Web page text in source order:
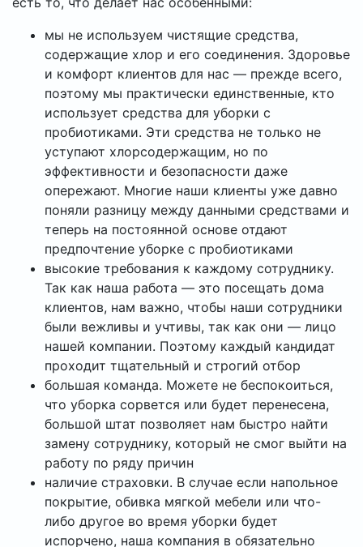
мы не используем чистящие средства,
содержащие хлор и его соединения. Здоровье
и комфорт клиентов для нас — прежде всего,
поэтому мы практически единственные, кто
использует средства для уборки с
пробиотиками. Эти средства не только не
уступают хлорсодержащим, но по
эффективности и безопасности даже
опережают. Многие наши клиенты уже давно
поняли разницу между данными средствами и
теперь на постоянной основе отдают
предпочтение уборке с пробиотиками
высокие требования к каждому сотруднику.
Так как наша работа — это посещать дома
клиентов, нам важно, чтобы наши сотрудники
были вежливы и учтивы, так как они — лицо
нашей компании. Поэтому каждый кандидат
проходит тщательный и строгий отбор
большая команда. Можете не беспокоиться,
что уборка сорвется или будет перенесена,
большой штат позволяет нам быстро найти
замену сотруднику, который не смог выйти на
работу по ряду причин
наличие страховки. В случае если напольное
покрытие, обивка мягкой мебели или что-
либо другое во время уборки будет
испорчено, наша компания в обязательно